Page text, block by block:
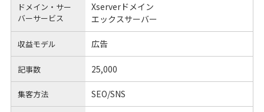
ドメイン・サー
バーサービス
Xserverドメイン
エックスサーバー
収益モデル 広告
記事数 25,000
集客方法 SEO/SNS